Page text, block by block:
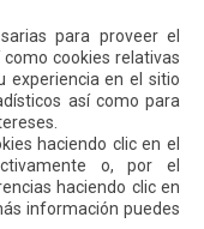
para proveer el
cookies relativas
experiencia en el sitio
así como para
haciendo clic en el
o, por el
haciendo clic en
información puedes
DE COOKIES